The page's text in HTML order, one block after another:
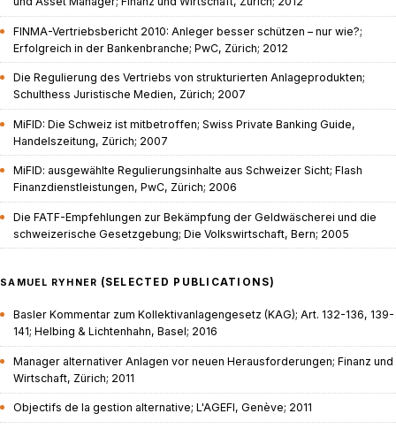
FINMA-Vertriebsbericht 2010: Anleger besser schützen – nur wie?;
Erfolgreich in der Bankenbranche; PwC, Zürich; 2012
Die Regulierung des Vertriebs von strukturierten Anlageprodukten;
Schulthess Juristische Medien, Zürich; 2007
MiFID: Die Schweiz ist mitbetroffen; Swiss Private Banking Guide,
Handelszeitung, Zürich; 2007
MiFID: ausgewählte Regulierungsinhalte aus Schweizer Sicht; Flash
Finanzdienstleistungen, PwC, Zürich; 2006
Die FATF-Empfehlungen zur Bekämpfung der Geldwäscherei und die
schweizerische Gesetzgebung; Die Volkswirtschaft, Bern; 2005
SAMUEL RYHNER (SELECTED PUBLICATIONS)
Basler Kommentar zum Kollektivanlagengesetz (KAG); Art. 132-136, 139-
141; Helbing & Lichtenhahn, Basel; 2016
Manager alternativer Anlagen vor neuen Herausforderungen; Finanz und
Wirtschaft, Zürich; 2011
Objectifs de la gestion alternative; L'AGEFI, Genève; 2011